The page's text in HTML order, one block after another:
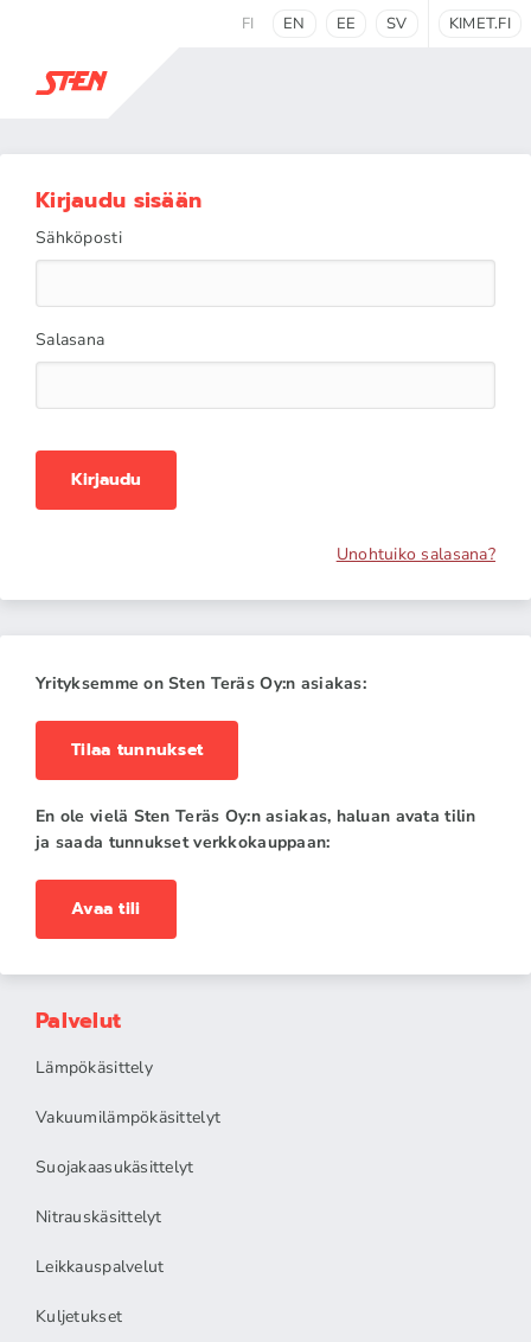
FI EN EE SV KIMET.FI
Kirjaudu sisään
Sähköposti
Salasana
Kirjaudu
Unohtuiko salasana?
Yrityksemme on Sten Teräs Oy:n asiakas:
Tilaa tunnukset
En ole vielä Sten Teräs Oy:n asiakas, haluan avata tilin
ja saada tunnukset verkkokauppaan:
Avaa tili
Palvelut
Lämpökäsittely
Vakuumilämpökäsittelyt
Suojakaasukäsittelyt
Nitrauskäsittelyt
Leikkauspalvelut
Kuljetukset